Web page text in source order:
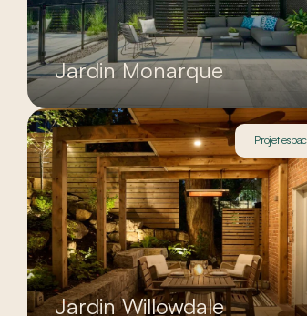
Jardin Monarque
Jardin Willowdale
Projet